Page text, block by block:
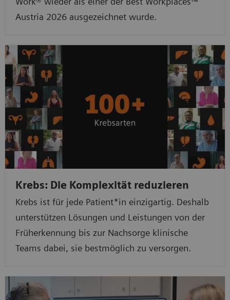
Austria 2026 ausgezeichnet wurde.
Krebs: Die Komplexität reduzieren
Krebs ist für jede Patient*in einzigartig. Deshalb
unterstützen Lösungen und Leistungen von der
Früherkennung bis zur Nachsorge klinische
Teams dabei, sie bestmöglich zu versorgen.